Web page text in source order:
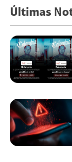
Últimas